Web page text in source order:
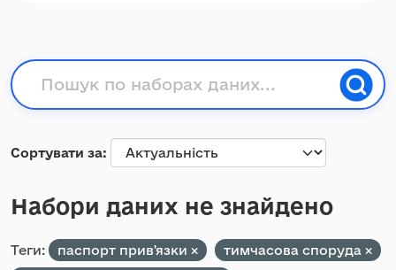
Сортувати за
Набори даних не знайдено
Теги: паспорт прив'язки
тимчасова споруда